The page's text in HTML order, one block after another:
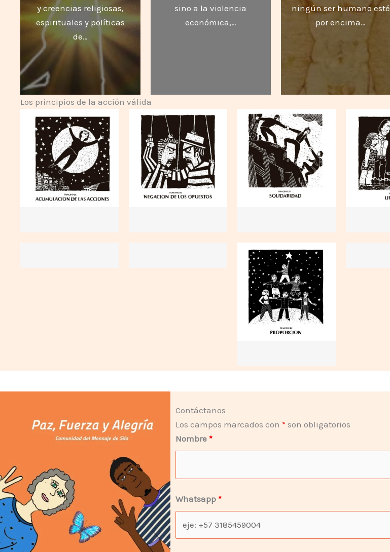
y creencias religiosas,
espirituales y políticas
de…
sino a la violencia
económica,…
ningún ser humano esté
por encima…
Los principios de la acción válida
Contáctanos
Los campos marcados con * son obligatorios
Nombre *
Whatsapp *